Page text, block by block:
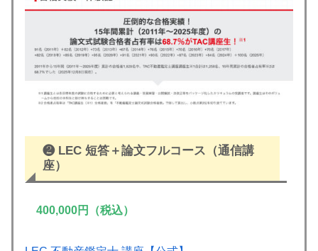
❷ LEC 短答＋論文フルコース （通信講
座）
400,000円 （税込）